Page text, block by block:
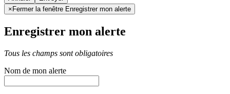
× Fermer la fenêtre Enregistrer mon alerte
Enregistrer mon alerte
Tous les champs sont obligatoires
Nom de mon alerte